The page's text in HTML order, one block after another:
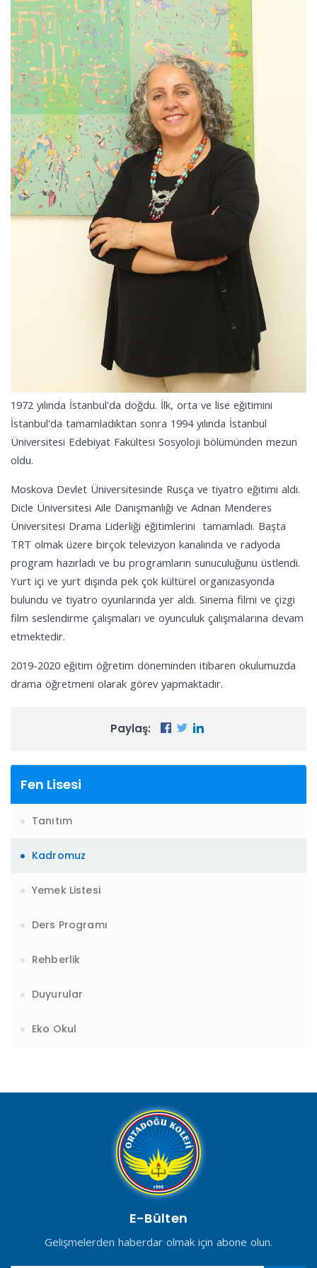
9 - Van'dayız!... Van Gezimiz... (YENİ)
10 - İl Şampiyonuyuz...???????????? (YENİ)
Fen Lisesi
Tanıtım
Kadromuz
Yemek Listesi
Ders Programı
Rehberlik
Duyurular
Eko Okul
1972 yılında İstanbul'da doğdu. İlk, orta ve lise eğitimini
İstanbul'da tamamladıktan sonra 1994 yılında İstanbul
Üniversitesi Edebiyat Fakültesi Sosyoloji bölümünden mezun
oldu.
Moskova Devlet Üniversitesinde Rusça ve tiyatro eğitimi aldı.
Dicle Üniversitesi Aile Danışmanlığı ve Adnan Menderes
Üniversitesi Drama Liderliği eğitimlerini tamamladı. Başta
TRT olmak üzere birçok televizyon kanalında ve radyoda
program hazırladı ve bu programların sunuculuğunu üstlendi.
Yurt içi ve yurt dışında pek çok kültürel organizasyonda
bulundu ve tiyatro oyunlarında yer aldı. Sinema filmi ve çizgi
film seslendirme çalışmaları ve oyunculuk çalışmalarına devam
etmektedir.
2019-2020 eğitim öğretim döneminden itibaren okulumuzda
drama öğretmeni olarak görev yapmaktadır.
Paylaş:
E-Bülten
Gelişmelerden haberdar olmak için abone olun.